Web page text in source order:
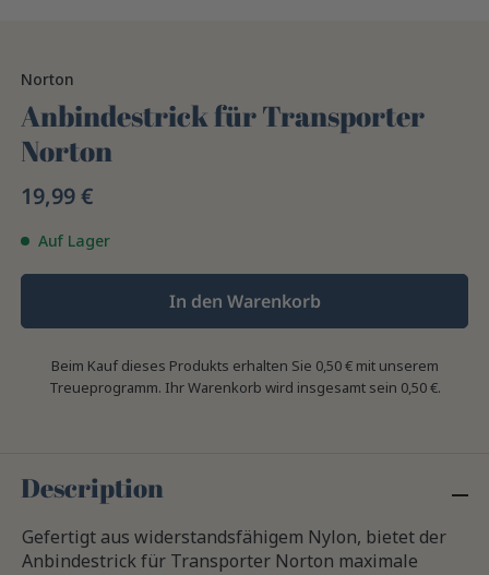
Norton
Anbindestrick für Transporter
Norton
19,99 €
Auf Lager
In den Warenkorb
Beim Kauf dieses Produkts erhalten Sie 0,50 €mit unserem
Treueprogramm. Ihr Warenkorb wird insgesamt sein 0,50 €.
Description
Gefertigt aus widerstandsfähigem Nylon, bietet der
Anbindestrick für Transporter Norton maximale